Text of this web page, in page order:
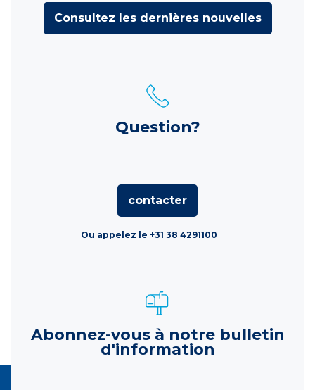
Consultez les dernières nouvelles
Question?
contacter
Ou appelez le +31 38 4291100
Abonnez-vous à notre bulletin
d'information